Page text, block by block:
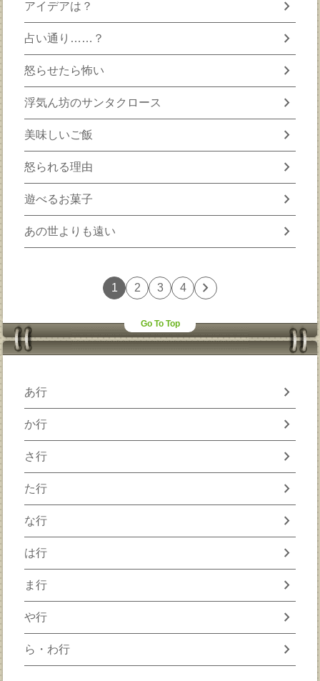
アイデアは？ chevron_right
占い通り……？ chevron_right
怒らせたら怖い chevron_right
浮気ん坊のサンタクロース chevron_right
美味しいご飯 chevron_right
怒られる理由 chevron_right
遊べるお菓子 chevron_right
あの世よりも遠い chevron_right
1 2 3 4 chevron_right
Go To Top
あ行 chevron_right
か行 chevron_right
さ行 chevron_right
た行 chevron_right
な行 chevron_right
は行 chevron_right
ま行 chevron_right
や行 chevron_right
ら・わ行 chevron_right